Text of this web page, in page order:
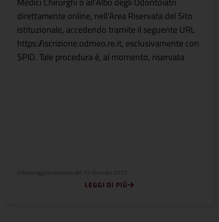
direttamente online, nell’Area Riservata del Sito
istituzionale, accedendo tramite il seguente URL
https://iscrizione.odmeo.re.it, esclusivamente con
SPID. Tale procedura è, al momento, riservata
LEGGI DI PIÙ